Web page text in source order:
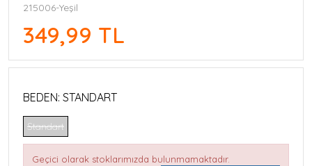
215006-Yeşil
349,99 TL
BEDEN: STANDART
Standart
Geçici olarak stoklarımızda bulunmamaktadır.